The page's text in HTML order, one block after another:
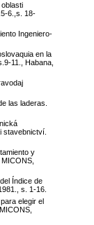
6.,s. 18-
Ingeniero-
en la
11., Habana,
las laderas.
stavebnictví.
y
Índice de
s. 1-16.
elegir el